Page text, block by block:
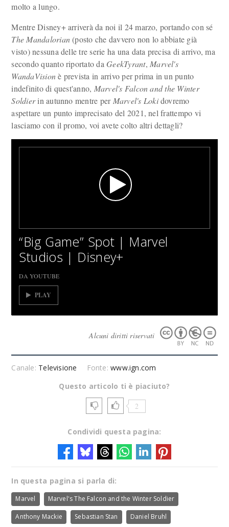
molto a lungo.
Mentre Disney+ arriverà da noi il 24 marzo, portando con sé
The Mandalorian(posto che davvero non lo abbiate già
visto) nessuna delle tre serie ha una data precisa di arrivo, ma
secondo quanto riportato da GeekTyrant, Marvel's
WandaVisionè prevista in arrivo per prima in un punto
indefinito di quest'anno, Marvel's Falcon and the Winter
Soldierin autunno mentre per Marvel's Lokidovremo
aspettare un punto imprecisato del 2021, nel frattempo vi
lasciamo con il promo, voi avete colto altri dettagli?
“Big Game” Spot | Marvel
Studios | Disney+
DA YOUTUBE
PLAY
Alcuni diritti riservati
Canale: Televisione Fonte:www.ign.com
Questo articolo ti è piaciuto?
2
Condividi questa pagina:
In questa pagina si parla di:
Marvel Marvel's The Falcon and the Winter Soldier
Anthony Mackie Sebastian Stan Daniel Bruhl